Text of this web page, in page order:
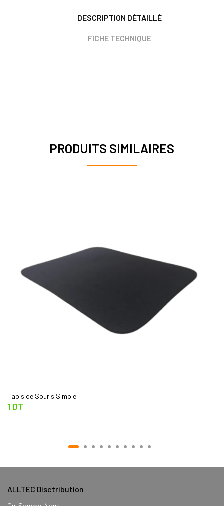
DESCRIPTION DÉTAILLÉ
FICHE TECHNIQUE
PRODUITS SIMILAIRES
Tapis de Souris Simple
1 DT
ALLTEC Disctribution